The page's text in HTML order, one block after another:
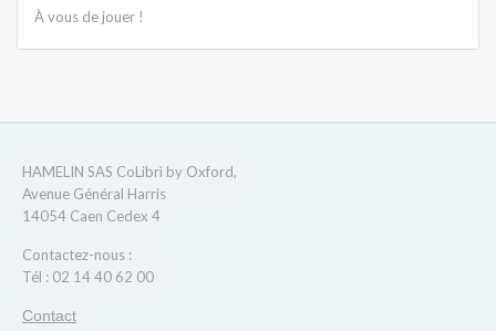
À vous de jouer !
HAMELIN SAS CoLibrì by Oxford,
Avenue Général Harris
14054 Caen Cedex 4
Contactez-nous :
Tél : 02 14 40 62 00
Contact